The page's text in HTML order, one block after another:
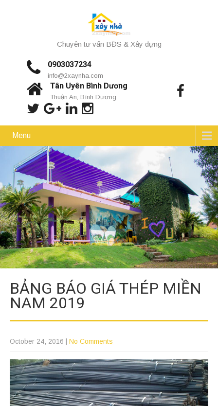
Chuyên tư vấn BĐS & Xây dựng
0903037234
info@2xaynha.com
Tân Uyên Bình Dương
Thuận An, Bình Dương
Menu
BẢNG BÁO GIÁ THÉP MIỀN
NAM 2019
October 24, 2016 No Comments